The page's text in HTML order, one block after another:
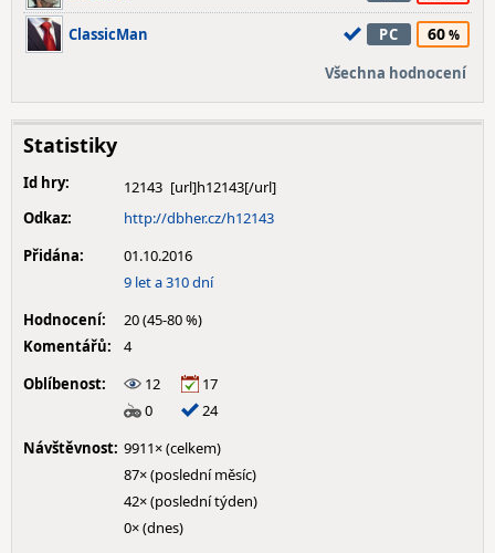
ClassicMan PC 60
Všechna hodnocení
Statistiky
Id hry:
12143
Odkaz:
http://dbher.cz/h12143
Přidána:
01.10.2016
9 let a 310 dní
Hodnocení:
20 (45-80 %)
Komentářů:
4
Oblíbenost:
12
17
0
24
Návštěvnost: 9911× (celkem)
87× (poslední měsíc)
42× (poslední týden)
0× (dnes)